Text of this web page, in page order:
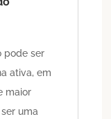
pode ser
ativa, em
maior
uma